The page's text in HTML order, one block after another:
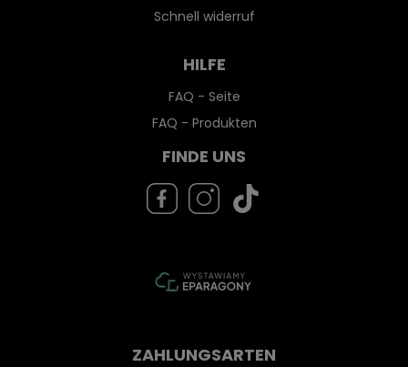
Schnell widerruf
HILFE
FAQ - Seite
FAQ - Produkten
FINDE UNS
ZAHLUNGSARTEN